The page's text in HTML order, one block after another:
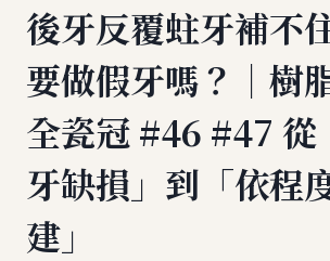
後牙反覆蛀牙補不
要做假牙嗎？｜樹
全瓷冠 #46 #47 從
牙缺損」到「依程
建」